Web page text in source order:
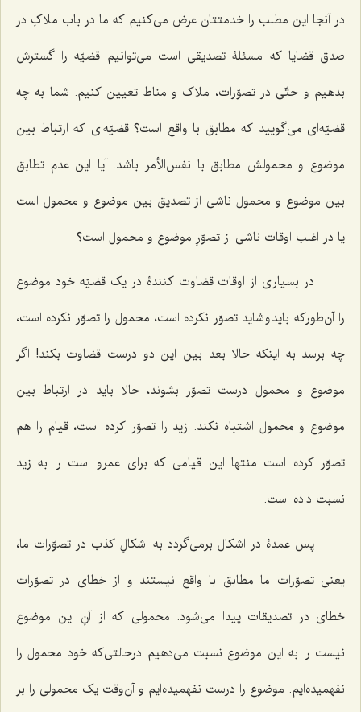
در آنجا این مطلب را خدمتتان عرض می‌کنیم که ما در باب ملاکِ در
صدق قضایا که مسئلۀ تصدیقی است می‌توانیم قضیّه را گسترش
بدهیم و حتّی در تصوّرات، ملاک و مناط تعیین کنیم. شما به چه
قضیّه‌ای می‌گویید که مطابق با واقع است؟ قضیّه‌ای که ارتباط بین
موضوع و محمولش مطابق با نفس‌الأمر باشد. آیا این عدم تطابق
بین موضوع و محمول ناشی از تصدیق بین موضوع و محمول است
یا در اغلب اوقات ناشی از تصوّرِ موضوع و محمول است؟
در بسیاری از اوقات قضاوت کنندۀ در یک قضیّه خود موضوع
را آن‌طورکه باید و شاید تصوّر نکرده است، محمول را تصوّر نکرده است،
چه برسد به اینکه حالا بعد بین این دو درست قضاوت بکند! اگر
موضوع و محمول درست تصوّر بشوند، حالا باید در ارتباط بین
موضوع و محمول اشتباه نکند. زید را تصوّر کرده است، قیام را هم
تصوّر کرده است منتها این قیامی که برای عمرو است را به زید
نسبت داده است.
پس عمدۀ در اشکال برمی‌گردد به اشکالِ کذب در تصوّرات ما،
یعنی تصوّرات ما مطابق با واقع نیستند و از خطای در تصوّرات
خطای در تصدیقات پیدا می‌شود. محمولی که از آنِ این موضوع
نیست را به این موضوع نسبت می‌دهیم درحالتی‌که خود محمول را
نفهمیده‌ایم. موضوع را درست نفهمیده‌ایم و آن‌وقت یک محمولی را بر